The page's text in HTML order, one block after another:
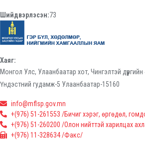
Шийдвэрлэсэн:73
Хаяг:
Монгол Улс, Улаанбаатар хот, Чингэлтэй
Үндэстний гудамж-5 Улаанбаатар-15160
info@mflsp.gov.mn
+(976) 51-261553 /Бичиг хэрэг, өргөдөл,
+(976) 51-260200 /Олон нийттэй харилцах
+(976) 11-328634 /Факс/